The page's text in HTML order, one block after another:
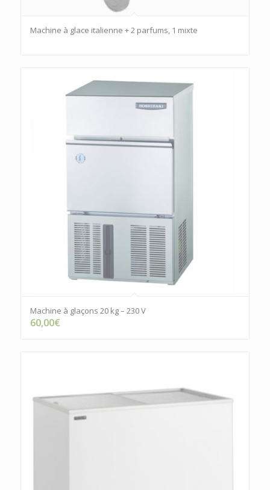
Machine à glace italienne + 2 parfums, 1 mixte
Machine à glaçons 20 kg – 230 V
60,00€